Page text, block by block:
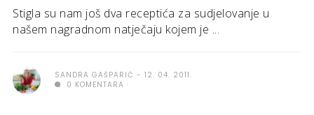
Stigla su nam još dva receptića za sudjelovanje u
našem nagradnom natječaju kojem je ...
SANDRA GAŠPARIĆ
12. 04. 2011.
0 KOMENTARA